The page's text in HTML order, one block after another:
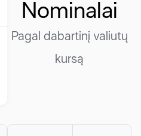
Nominalai
Pagal dabartinį valiutų
kursą